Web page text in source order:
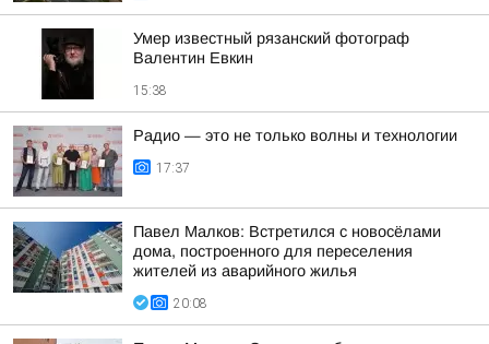
Умер известный рязанский фотограф
Валентин Евкин
15:38
Радио — это не только волны и технологии
17:37
Павел Малков: Встретился с новосёлами
дома, построенного для переселения
жителей из аварийного жилья
20:08